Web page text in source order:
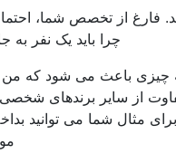
فارغ از تخصص شما،
چرا باید یک نفر به
چیزی باعث می شود که من
از سایر برندهای شخصی
مثال شما می توانید